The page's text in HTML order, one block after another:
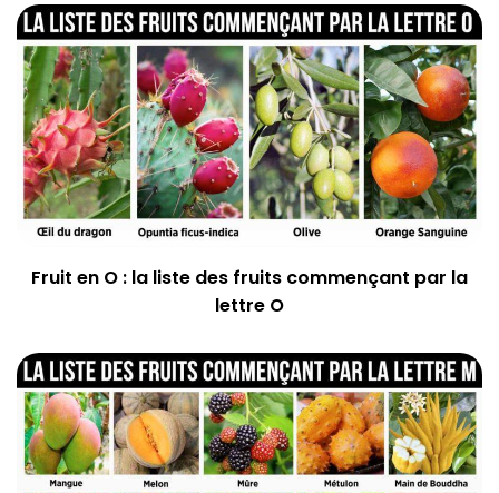
Fruit en O : la liste des fruits commençant par la
lettre O